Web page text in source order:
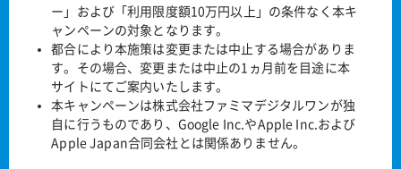
ー」および「利用限度額10万円以上」の条件なく本キ
ャンペーンの対象となります。
都合により本施策は変更または中止する場合がありま
す。その場合、変更または中止の1ヵ月前を目途に本
サイトにてご案内いたします。
本キャンペーンは株式会社ファミマデジタルワンが独
自に行うものであり、Google Inc.やApple Inc.および
Apple Japan合同会社とは関係ありません。